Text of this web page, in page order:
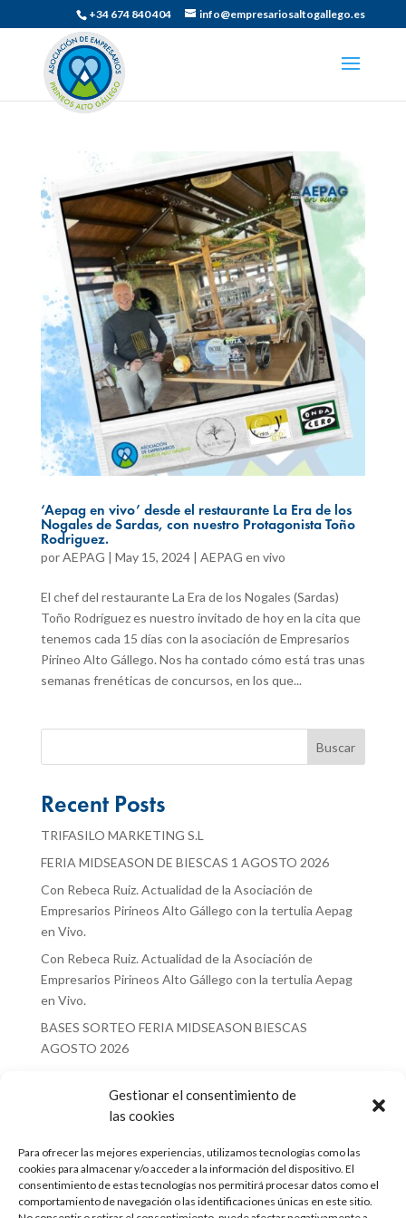
Gestionar el consentimiento de
las cookies
Para ofrecer las mejores experiencias, utilizamos tecnologías como las
cookies para almacenar y/o acceder a la información del dispositivo. El
consentimiento de estas tecnologías nos permitirá procesar datos como el
comportamiento de navegación o las identificaciones únicas en este sitio.
+34 674 840 404 info@empresariosaltogallego.es
‘Aepag en vivo’ desde el restaurante La Era de los
Nogales de Sardas, con nuestro Protagonista Toño
Rodriguez.
porAEPAG | May 15, 2024| AEPAG en vivo
El chef del restaurante La Era de los Nogales (Sardas)
Toño Rodríguez es nuestro invitado de hoy en la cita que
tenemos cada 15 días con la asociación de Empresarios
Pirineo Alto Gállego. Nos ha contado cómo está tras unas
semanas frenéticas de concursos, en los que...
Buscar
Recent Posts
TRIFASILO MARKETING S.L
FERIA MIDSEASON DE BIESCAS 1 AGOSTO 2026
Con Rebeca Ruiz. Actualidad de la Asociación de
Empresarios Pirineos Alto Gállego con la tertulia Aepag
en Vivo.
Con Rebeca Ruiz. Actualidad de la Asociación de
Empresarios Pirineos Alto Gállego con la tertulia Aepag
en Vivo.
BASES SORTEO FERIA MIDSEASON BIESCAS
AGOSTO 2026
Recent Comments